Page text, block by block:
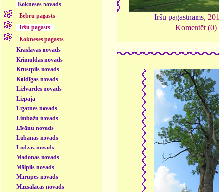
Kokneses novads
Bebru pagasts
Iršu pagasts
Kokneses pagasts
Krāslavas novads
Krimuldas novads
Krustpils novads
Kuldīgas novads
Lielvārdes novads
Liepāja
Līgatnes novads
Limbažu novads
Līvānu novads
Lubānas novads
Ludzas novads
Madonas novads
Mālpils novads
Mārupes novads
Mazsalacas novads
Iršu pagastnams,
Komentēt (0)